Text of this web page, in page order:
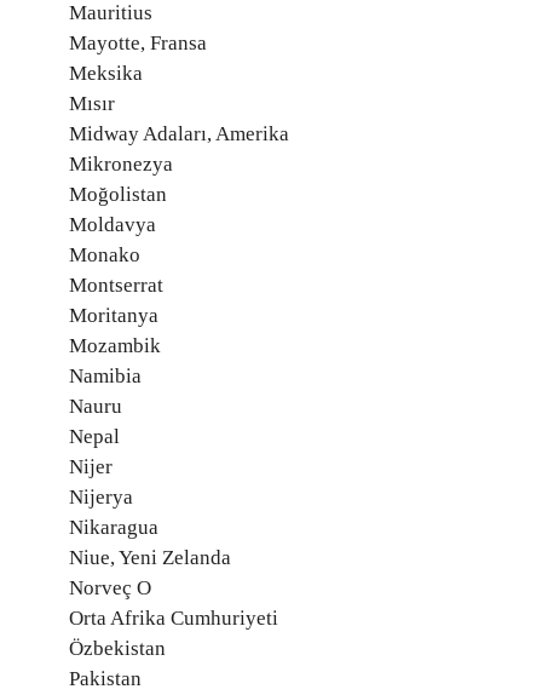
Mauritius
Mayotte, Fransa
Meksika
Mısır
Midway Adaları, Amerika
Mikronezya
Moğolistan
Moldavya
Monako
Montserrat
Moritanya
Mozambik
Namibia
Nauru
Nepal
Nijer
Nijerya
Nikaragua
Niue, Yeni Zelanda
Norveç O
Orta Afrika Cumhuriyeti
Özbekistan
Pakistan